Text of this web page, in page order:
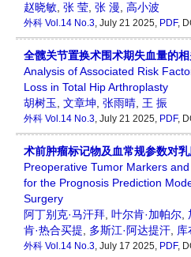
赵晓敏 张 莹 张 漫 高小波
外科 Vol.14 No.3, July 21 2025, PDF,
全髋关节置换术围术期失血量的
Analysis of Associated Risk
Loss in Total Hip Arthroplasty
胡树玉
文章坤 张雨晴 王 振
外科 Vol.14 No.3, July 21 2025, PDF,
术前肿瘤标记物及血常规参数对
Preoperative Tumor Markers
for the Prognosis Prediction
Surgery
阿丁别克·马汗拜 叶尔肯·加帕尔
肯·热合买提
多斯江·阿达提汗 库
外科 Vol.14 No.3, July 17 2025, PDF,